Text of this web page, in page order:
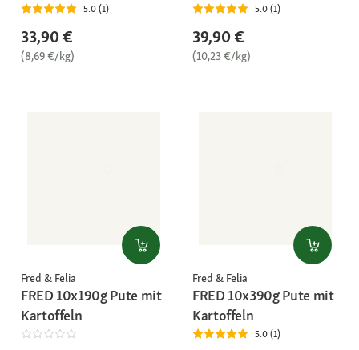
5.0 (1)
33,90 €
(8,69 €/kg)
5.0 (1)
39,90 €
(10,23 €/kg)
Fred & Felia
FRED 10x190g Pute mit
Kartoffeln
Fred & Felia
FRED 10x390g Pute mit
Kartoffeln
5.0 (1)